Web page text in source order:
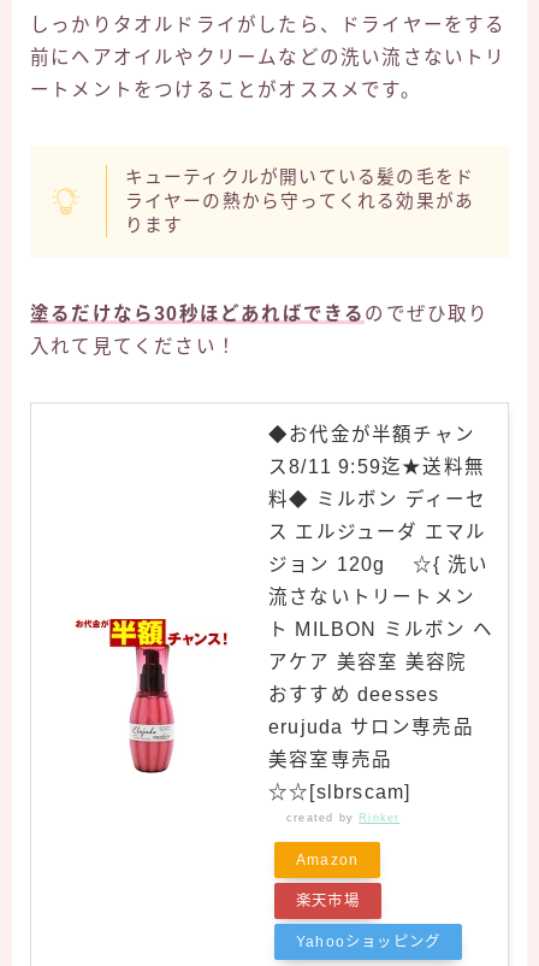
しっかりタオルドライがしたら、ドライヤーをする
前にヘアオイルやクリームなどの洗い流さないトリ
ートメントをつけることがオススメです。
キューティクルが開いている髪の毛をド
ライヤーの熱から守ってくれる効果があ
ります
塗るだけなら30秒ほどあればできる のでぜひ取り
入れて見てください！
◆お代金が半額チャン
ス8/11 9:59迄★送料無
料◆ ミルボン ディーセ
ス エルジューダ エマル
ジョン 120g ☆{ 洗い
流さないトリートメン
ト MILBON ミルボン ヘ
アケア 美容室 美容院
おすすめ deesses
erujuda サロン専売品
美容室専売品
☆☆[slbrscam]
created by Rinker
Amazon
楽天市場
Yahooショッピング
全員無料でもらえるプレゼント